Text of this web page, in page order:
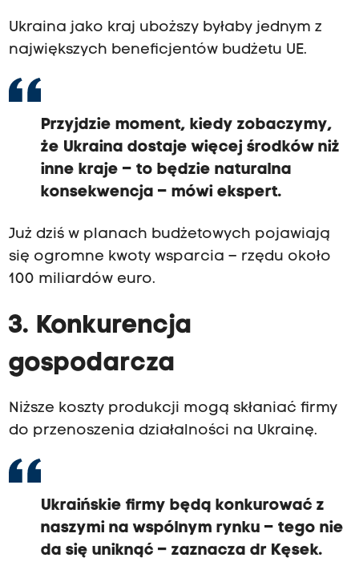
Ukraina jako kraj uboższy byłaby jednym z
największych beneficjentów budżetu UE.
Przyjdzie moment, kiedy zobaczymy,
że Ukraina dostaje więcej środków niż
inne kraje – to będzie naturalna
konsekwencja – mówi ekspert.
Już dziś w planach budżetowych pojawiają
się ogromne kwoty wsparcia – rzędu około
100 miliardów euro.
3. Konkurencja
gospodarcza
Niższe koszty produkcji mogą skłaniać firmy
do przenoszenia działalności na Ukrainę.
Ukraińskie firmy będą konkurować z
naszymi na wspólnym rynku – tego nie
da się uniknąć – zaznacza dr Kęsek.